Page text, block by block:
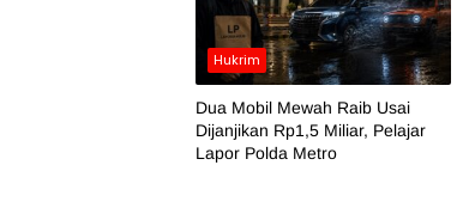
Hukrim
Dua Mobil Mewah Raib Usai
Dijanjikan Rp1,5 Miliar, Pelajar
Lapor Polda Metro